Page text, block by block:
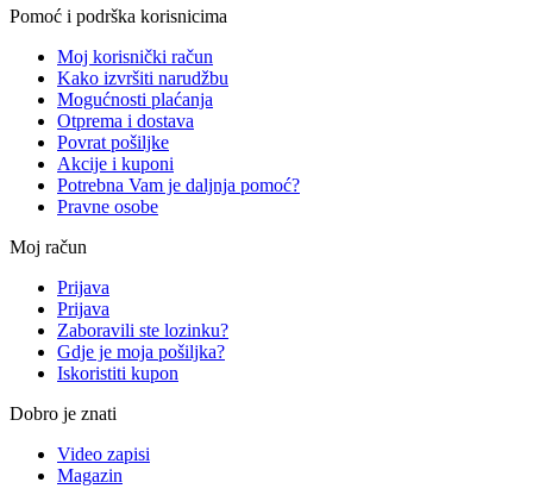
Pomoć i podrška korisnicima
Moj korisnički račun
Kako izvršiti narudžbu
Mogućnosti plaćanja
Otprema i dostava
Povrat pošiljke
Akcije i kuponi
Potrebna Vam je daljnja pomoć?
Pravne osobe
Moj račun
Prijava
Prijava
Zaboravili ste lozinku?
Gdje je moja pošiljka?
Iskoristiti kupon
Dobro je znati
Video zapisi
Magazin